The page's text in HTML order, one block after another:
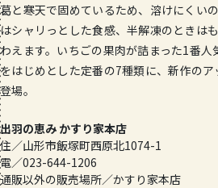
葛と寒天で固めているため、溶けにくい
はシャリっとした食感、半解凍のときは
わえます。いちごの果肉が詰まった1番人
をはじめとした定番の7種類に、新作の
登場。
出羽の恵み かすり家本店
住／山形市飯塚町西原北1074-1
電／023-644-1206
通販以外の販売場所／かすり家本店